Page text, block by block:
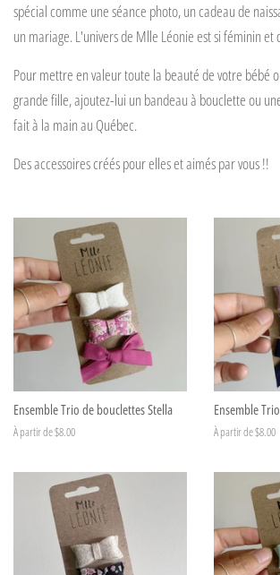
spécial comme une séance photo, un cadeau de
un mariage.L'univers de Mlle Léonie est si féminin et
Pour mettre en valeur toute la beauté de votre bébé
grande fille, ajoutez-lui un bandeau à bouclette ou
fait à la main au Québec.
Des accessoires créés pour elles et aimés par vous !!
Ensemble Trio de bouclettes Stella
À partir de $8.00
Ensemble
À partir de $8.00